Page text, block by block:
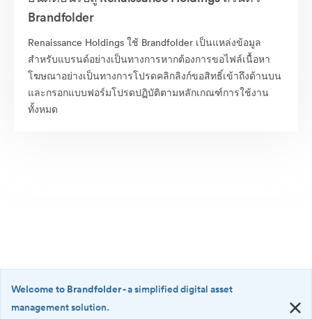
Brandfolder
Renaissance Holdings ใช้ Brandfolder เป็นแหล่งข้อมูล
สำหรับแบรนด์อย่างเป็นทางการหากต้องการขอไฟล์เนื้อหา
โฆษณาอย่างเป็นทางการโปรดคลิกลิงก์ขอสิทธิ์เข้าถึงด้านบน
และกรอกแบบฟอร์มโปรดปฏิบัติตามหลักเกณฑ์การใช้งาน
ทั้งหมด
Welcome to Brandfolder- a simplified digital asset
management solution.